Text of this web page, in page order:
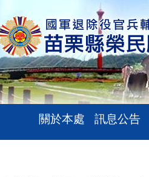
關於本處 訊息公告